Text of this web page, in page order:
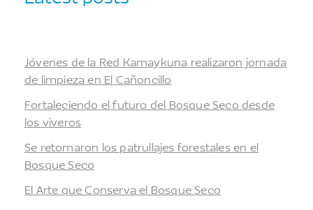
Jóvenes de la Red Kamaykuna realizaron jornada
de limpieza en El Cañoncillo
Fortaleciendo el futuro del Bosque Seco desde
los viveros
Se retomaron los patrullajes forestales en el
Bosque Seco
El Arte que Conserva el Bosque Seco